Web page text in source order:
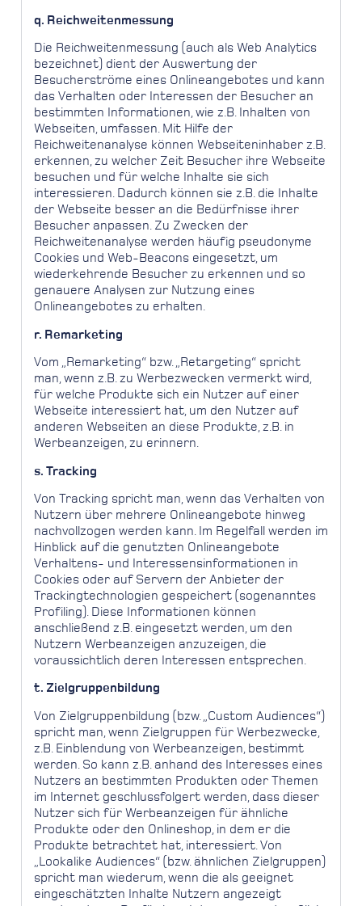
q. Reichweitenmessung
Die Reichweitenmessung (auch als Web Analytics
bezeichnet) dient der Auswertung der
Besucherströme eines Onlineangebotes und kann
das Verhalten oder Interessen der Besucher an
bestimmten Informationen, wie z.B. Inhalten von
Webseiten, umfassen. Mit Hilfe der
Reichweitenanalyse können Webseiteninhaber z.B.
erkennen, zu welcher Zeit Besucher ihre Webseite
besuchen und für welche Inhalte sie sich
interessieren. Dadurch können sie z.B. die Inhalte
der Webseite besser an die Bedürfnisse ihrer
Besucher anpassen. Zu Zwecken der
Reichweitenanalyse werden häufig pseudonyme
Cookies und Web-Beacons eingesetzt, um
wiederkehrende Besucher zu erkennen und so
genauere Analysen zur Nutzung eines
Onlineangebotes zu erhalten.
r. Remarketing
Vom „Remarketing“ bzw. „Retargeting“ spricht
man, wenn z.B. zu Werbezwecken vermerkt wird,
für welche Produkte sich ein Nutzer auf einer
Webseite interessiert hat, um den Nutzer auf
anderen Webseiten an diese Produkte, z.B. in
Werbeanzeigen, zu erinnern.
s. Tracking
Von Tracking spricht man, wenn das Verhalten von
Nutzern über mehrere Onlineangebote hinweg
nachvollzogen werden kann. Im Regelfall werden im
Hinblick auf die genutzten Onlineangebote
Verhaltens- und Interessensinformationen in
Cookies oder auf Servern der Anbieter der
Trackingtechnologien gespeichert (sogenanntes
Profiling). Diese Informationen können
anschließend z.B. eingesetzt werden, um den
Nutzern Werbeanzeigen anzuzeigen, die
voraussichtlich deren Interessen entsprechen.
t. Zielgruppenbildung
Von Zielgruppenbildung (bzw. „Custom Audiences“)
spricht man, wenn Zielgruppen für Werbezwecke,
z.B. Einblendung von Werbeanzeigen, bestimmt
werden. So kann z.B. anhand des Interesses eines
Nutzers an bestimmten Produkten oder Themen
im Internet geschlussfolgert werden, dass dieser
Nutzer sich für Werbeanzeigen für ähnliche
Produkte oder den Onlineshop, in dem er die
Produkte betrachtet hat, interessiert. Von
„Lookalike Audiences“ (bzw. ähnlichen Zielgruppen)
spricht man wiederum, wenn die als geeignet
eingeschätzten Inhalte Nutzern angezeigt